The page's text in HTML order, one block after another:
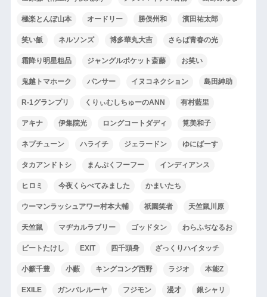
極楽とんぼ山本 オードリー 勝俣州和 濱田祐太郎
笑い飯 ネルソンズ 博多華丸大吉 さらば青春の光
霜降り明星粗品 ジャングルポケット斎藤 お笑い
鬼越トマホーク パンサー イヌコネクション 島田紳助
R-1グランプリ くりぃむしちゅーのANN 有村藍里
アキナ 伊集院光 ロングコートダディ 筧美和子
ネプチューン ハライチ ジェラードン ゆにばーす
タカアンドトシ まんぷくフーフー インディアンス
ヒロミ 今夜くらべてみました かまいたち
ウーマンラッシュアワー村本大輔 祇園笑者 天竺鼠川原
天竺鼠 マヂカルラブリー ゴッドタン わらふぢなるお
ビートたけし EXIT 四千頭身 ざっくりハイタッチ
小籔千豊 小藪 キングコング西野 ラジオ 本能Z
EXILE ガンバレルーヤ フジモン 漫才 銀シャリ